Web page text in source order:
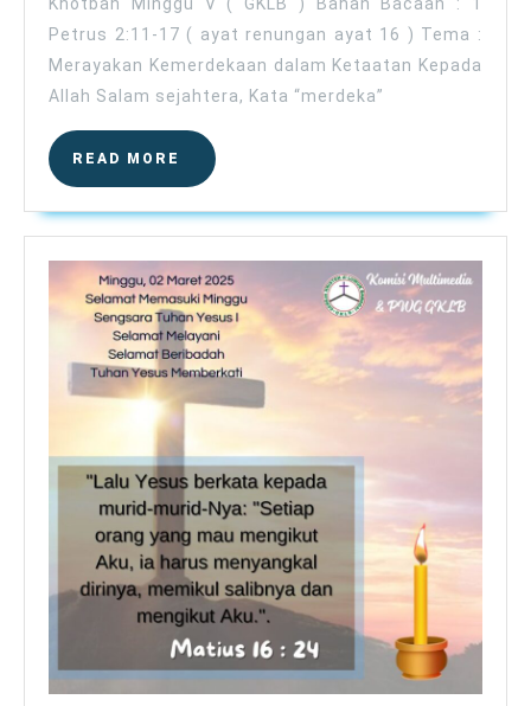
Petrus 2:11-17 ( ayat renungan ayat 16 ) Tema :
Merayakan Kemerdekaan dalam Ketaatan Kepada
Allah Salam sejahtera, Kata “merdeka”
READ MORE
READ
MORE